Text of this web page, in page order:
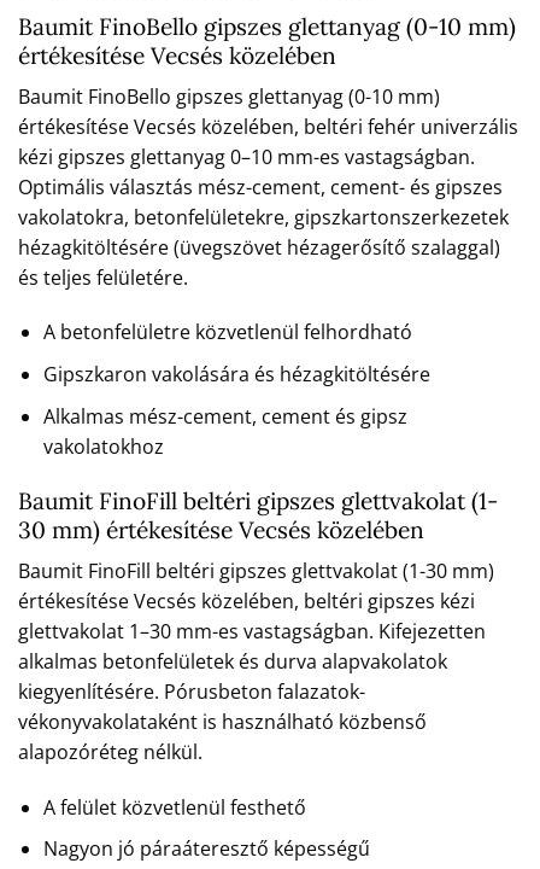
Baumit FinoBello gipszes glettanyag (0-10 mm)
értékesítése Vecsés közelében
Baumit FinoBello gipszes glettanyag (0-10 mm)
értékesítése Vecsés közelében, beltéri fehér univerzális
kézi gipszes glettanyag 0–10 mm-es vastagságban.
Optimális választás mész-cement, cement- és gipszes
vakolatokra, betonfelületekre, gipszkartonszerkezetek
hézagkitöltésére (üvegszövet hézagerősítő szalaggal)
és teljes felületére.
A betonfelületre közvetlenül felhordható
Gipszkaron vakolására és hézagkitöltésére
Alkalmas mész-cement, cement és gipsz
vakolatokhoz
Baumit FinoFill beltéri gipszes glettvakolat (1-
30 mm) értékesítése Vecsés közelében
Baumit FinoFill beltéri gipszes glettvakolat (1-30 mm)
értékesítése Vecsés közelében, beltéri gipszes kézi
glettvakolat 1–30 mm-es vastagságban. Kifejezetten
alkalmas betonfelületek és durva alapvakolatok
kiegyenlítésére. Pórusbeton falazatok-
vékonyvakolataként is használható közbenső
alapozóréteg nélkül.
A felület közvetlenül festhető
Nagyon jó páraáteresztő képességű